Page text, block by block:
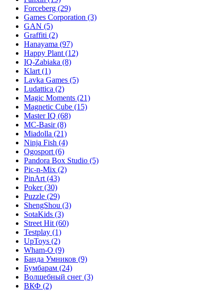
Forceberg (29)
Games Corporation (3)
GAN (5)
Graffiti (2)
Hanayama (97)
Happy Plant (12)
IQ-Zabiaka (8)
Klart (1)
Lavka Games (5)
Ludattica (2)
Magic Moments (21)
Magnetic Cube (15)
Master IQ (68)
MC-Basir(8)
Miadolla (21)
Ninja Fish (4)
Ogosport (6)
Pandora Box Studio (5)
Pic-n-Mix (2)
PinArt (43)
Poker(30)
Puzzle (29)
ShengShou (3)
SotaKids (3)
Street Hit (60)
Testplay (1)
UpToys (2)
Wham-O (9)
Банда Умников (9)
Бумбарам (24)
Волшебный снег (3)
ВКФ (2)